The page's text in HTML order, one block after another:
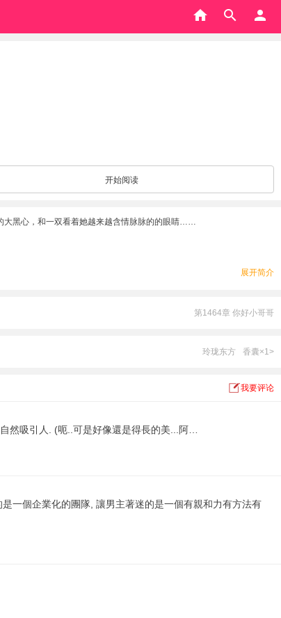
开始阅读
大黑心，和一双看着她越来越含情脉脉的的眼睛……
展开简介
第1464章 你好小哥哥
玲珑东方 香囊×1>
我要评论
然吸引人. (呃..可是好像還是得長的美...阿…
一個企業化的團隊, 讓男主著迷的是一個有親和力有方法有